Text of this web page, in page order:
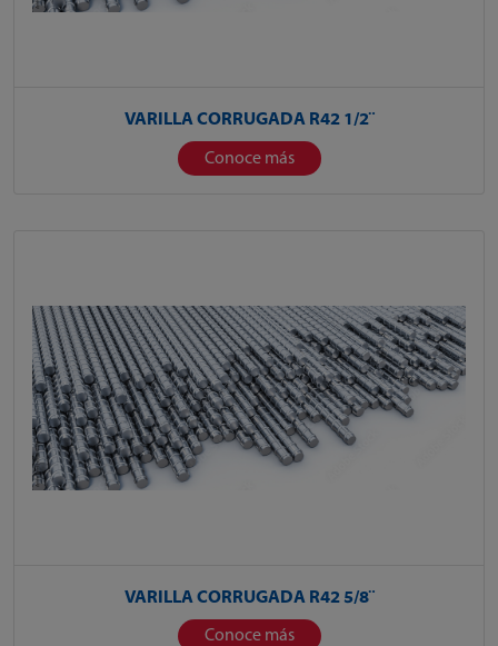
VARILLA CORRUGADA R42 1/2¨
Conoce más
VARILLA CORRUGADA R42 5/8¨
Conoce más